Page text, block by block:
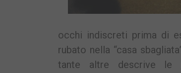
occhi indiscreti prima di
rubato nella “casa
tante altre descrive le